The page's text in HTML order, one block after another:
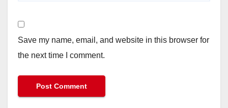
Save my name, email, and website in this browser for
the next time I comment.